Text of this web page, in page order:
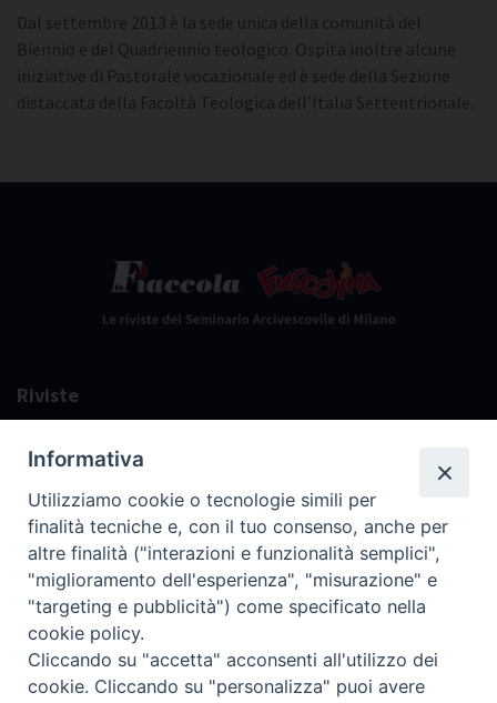
Dal settembre 2013 è la sede unica della comunità del
Biennio e del Quadriennio teologico. Ospita inoltre alcune
iniziative di Pastorale vocazionale ed è sede della Sezione
distaccata della Facoltà Teologica dell’Italia Settentrionale.
Riviste
Editore
Contatti
La Redazione
Informativa
Utilizziamo cookie o tecnologie simili per
finalità tecniche e, con il tuo consenso, anche per
altre finalità ("interazioni e funzionalità semplici",
"miglioramento dell'esperienza", "misurazione" e
"targeting e pubblicità") come specificato nella
cookie policy.
Cliccando su "accetta" acconsenti all'utilizzo dei
cookie. Cliccando su "personalizza" puoi avere